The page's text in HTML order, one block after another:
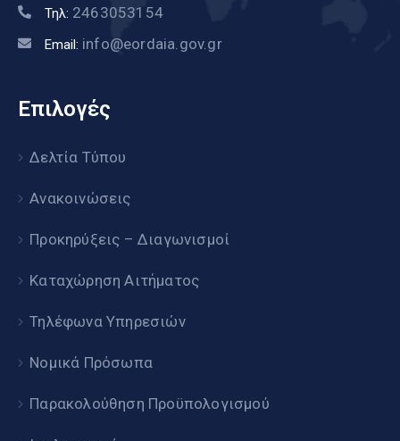
Τηλ: 2463053154
Email: info@eordaia.gov.gr
Επιλογές
Δελτία Τύπου
Ανακοινώσεις
Προκηρύξεις – Διαγωνισμοί
Καταχώρηση Αιτήματος
Τηλέφωνα Υπηρεσιών
Νομικά Πρόσωπα
Παρακολούθηση Προϋπολογισμού